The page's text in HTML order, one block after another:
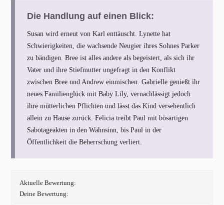
Die Handlung auf einen Blick:
Susan wird erneut von Karl enttäuscht. Lynette hat
Schwierigkeiten, die wachsende Neugier ihres Sohnes Parker
zu bändigen. Bree ist alles andere als begeistert, als sich ihr
Vater und ihre Stiefmutter ungefragt in den Konflikt
zwischen Bree und Andrew einmischen. Gabrielle genießt ihr
neues Familienglück mit Baby Lily, vernachlässigt jedoch
ihre mütterlichen Pflichten und lässt das Kind versehentlich
allein zu Hause zurück. Felicia treibt Paul mit bösartigen
Sabotageakten in den Wahnsinn, bis Paul in der
Öffentlichkeit die Beherrschung verliert.
Aktuelle Bewertung:
Deine Bewertung: